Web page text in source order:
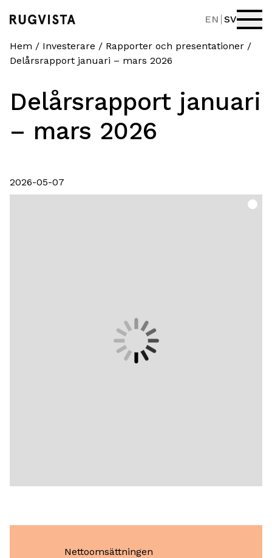
EN SV
Hem / Investerare / Rapporter och presentationer /
Delårsrapport januari – mars 2026
Delårsrapport januari
– mars 2026
2026-05-07
Nettoomsättningen